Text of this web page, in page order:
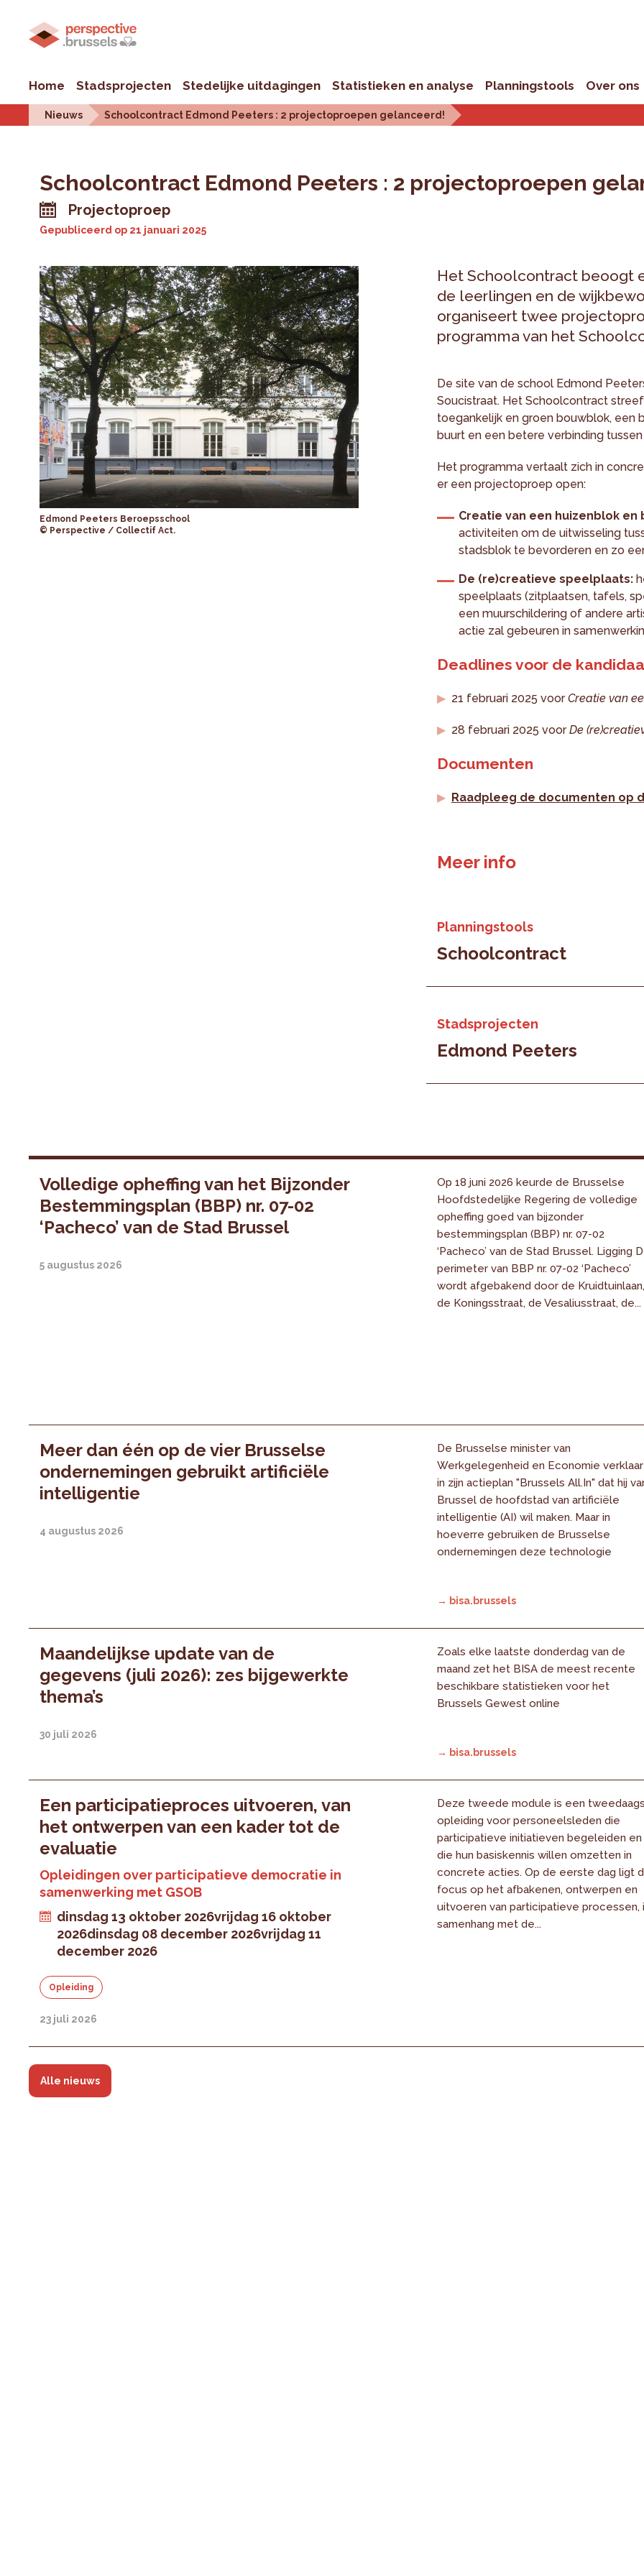
Home Stadsprojecten Stedelijke uitdagingen Statistieken en analyse Planningstools Over ons
Nieuws Schoolcontract Edmond Peeters : 2 projectoproepen gelanceerd!
Schoolcontract Edmond Peeters : 2 projectoproepen
Projectoproep
Gepubliceerd op 21 januari 2025
Edmond Peeters Beroepsschool
© Perspective / Collectif Act.
Het Schoolcontract beoogt
de leerlingen en de
organiseert twee
programma van het
De site van de school Edmond
Soucistraat. Het Schoolcontract
toegankelijk en groen bouwblok, een
buurt en een betere verbinding
Het programma vertaalt zich in
er een projectoproep open:
Creatie van een huizenblok
activiteiten om de uitwisseling
stadsblok te bevorderen en zo
De (re)creatieve speelplaats:
speelplaats (zitplaatsen, tafels,
een muurschildering of andere
actie zal gebeuren in
Deadlines voor de
21 februari 2025 voorCreatie van
28 februari 2025 voorDe
Documenten
Raadpleeg de documenten op
Meer info
Planningstools
Schoolcontract
Stadsprojecten
Edmond Peeters
Volledige opheffing van het Bijzonder
Bestemmingsplan (BBP) nr. 07-02
‘Pacheco’ van de Stad Brussel
5 augustus 2026
Op 18 juni 2026 keurde de Brusselse
Hoofdstedelijke Regering de volledige
opheffing goed van bijzonder
bestemmingsplan (BBP) nr. 07-02
‘Pacheco’ van de Stad Brussel. Ligging
perimeter van BBP nr. 07-02 ‘Pacheco’
wordt afgebakend door de
de Koningsstraat, de Vesaliusstraat, de...
Meer dan één op de vier Brusselse
ondernemingen gebruikt artificiële
intelligentie
4 augustus 2026
De Brusselse minister van
Werkgelegenheid en Economie
in zijn actieplan "Brussels All.In" dat hij
Brussel de hoofdstad van artificiële
intelligentie (AI) wil maken. Maar in
hoeverre gebruiken de Brusselse
ondernemingen deze technologie
→ bisa.brussels
Maandelijkse update van de
gegevens (juli 2026): zes bijgewerkte
thema’s
30 juli 2026
Zoals elke laatste donderdag van de
maand zet het BISA de meest recente
beschikbare statistieken voor het
Brussels Gewest online
→ bisa.brussels
Een participatieproces uitvoeren, van
het ontwerpen van een kader tot de
evaluatie
Opleidingen over participatieve democratie in
samenwerking met GSOB
dinsdag 13 oktober 2026vrijdag 16 oktober
2026dinsdag 08 december 2026vrijdag 11
december 2026
Opleiding
23 juli 2026
Deze tweede module is een
opleiding voor personeelsleden die
participatieve initiatieven begeleiden en
die hun basiskennis willen omzetten in
concrete acties. Op de eerste dag ligt
focus op het afbakenen, ontwerpen en
uitvoeren van participatieve processen,
samenhang met de...
Alle nieuws